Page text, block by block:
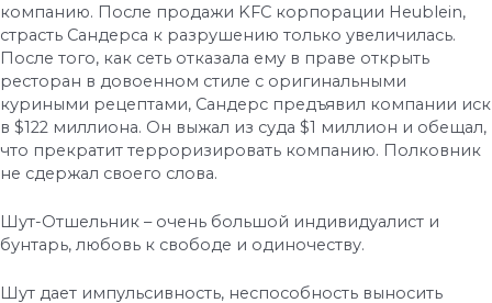
компанию. После продажи KFC корпорации Heublein,
страсть Сандерса к разрушению только увеличилась.
После того, как сеть отказала ему в праве открыть
ресторан в довоенном стиле с оригинальными
куриными рецептами, Сандерс предъявил компании иск
в $122 миллиона. Он выжал из суда $1 миллион и обещал,
что прекратит терроризировать компанию. Полковник
не сдержал своего слова.
Шут-Отшельник – очень большой индивидуалист и
бунтарь, любовь к свободе и одиночеству.
Шут дает импульсивность, неспособность выносить